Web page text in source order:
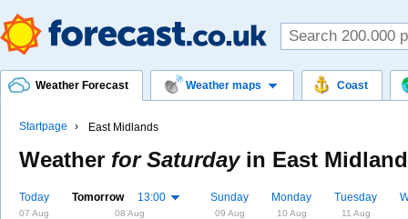
Weather Forecast Weather maps Coast
Startpage East Midlands
Weather for Saturdayin East
Today
07 Aug
Tomorrow 13:00
08 Aug
Sunday
09 Aug
Monday
10 Aug
Tuesday
11 Aug